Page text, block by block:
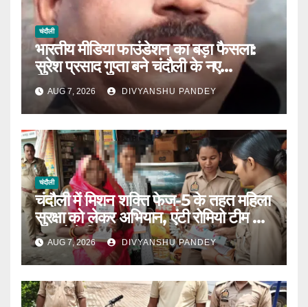
चंदौली
भारतीय मीडिया फाउंडेशन का बड़ा फैसला:
सुरेश प्रसाद गुप्ता बने चंदौली के नए
जिलाध्यक्ष|
AUG 7, 2026 DIVYANSHU PANDEY
चंदौली
चंदौली में मिशन शक्ति फेज-5 के तहत महिला
सुरक्षा को लेकर अभियान, एंटी रोमियो टीम ने
बाजारों में किया जागरूक|
AUG 7, 2026 DIVYANSHU PANDEY